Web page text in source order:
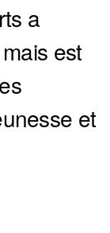
a
est
et